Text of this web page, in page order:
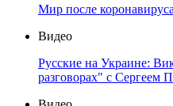
Мир после
Видео
Русские на Украине:
разговорах" с Сергеем